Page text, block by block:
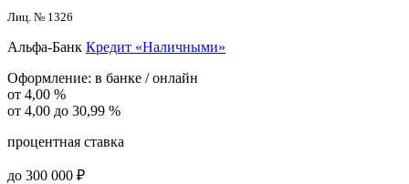
Лиц. № 1326
Альфа-Банк Кредит «Наличными»
Оформление: в банке / онлайн
от 4,00 %
от 4,00 до 30,99 %
процентная ставка
до 300 000 ₽